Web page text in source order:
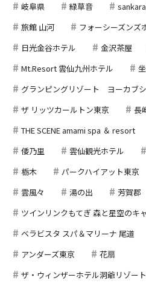
岐阜県
緑草音
旅館 山河
フォーシーズンズ
日光金谷ホテル
金沢茶屋
Mt.Resort 雲仙九州ホテル
グランピングリゾート ヨーカブシ
ザ リッツカールトン東京
長
THE SCENE amami spa ＆ resort
倭乃里
雲仙観光ホテル
栃木
パークハイアット東京
雲風々
湯の出 芳賀郡
ツインリンクもてぎ 森と星空のキ
ベラビスタ スパ＆マリーナ 尾道
アンダーズ東京
花扇
ザ・ウィンザーホテル洞爺リゾー